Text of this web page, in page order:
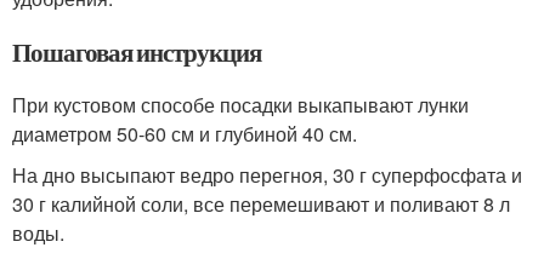
Пошаговая инструкция
При кустовом способе посадки выкапывают лунки
диаметром 50-60 см и глубиной 40 см.
На дно высыпают ведро перегноя, 30 г суперфосфата и
30 г калийной соли, все перемешивают и поливают 8 л
воды.